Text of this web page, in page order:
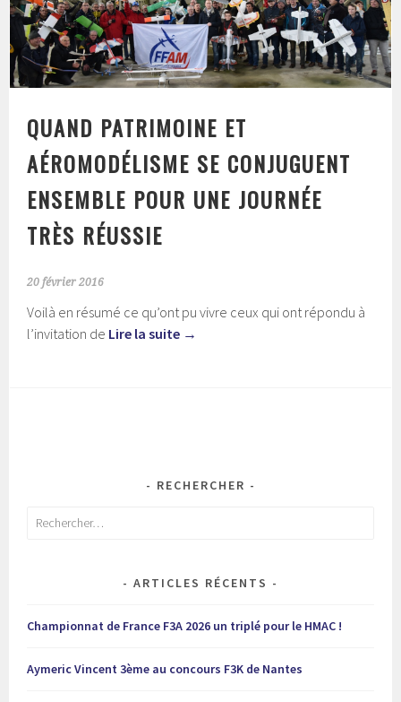
QUAND PATRIMOINE ET
AÉROMODÉLISME SE CONJUGUENT
ENSEMBLE POUR UNE JOURNÉE
TRÈS RÉUSSIE
20 février 2016
Voilà en résumé ce qu’ont pu vivre ceux qui ont répondu à
l’invitation de Lire la suite →
RECHERCHER
Rechercher :
ARTICLES RÉCENTS
Championnat de France F3A 2026 un triplé pour le HMAC !
Aymeric Vincent 3ème au concours F3K de Nantes